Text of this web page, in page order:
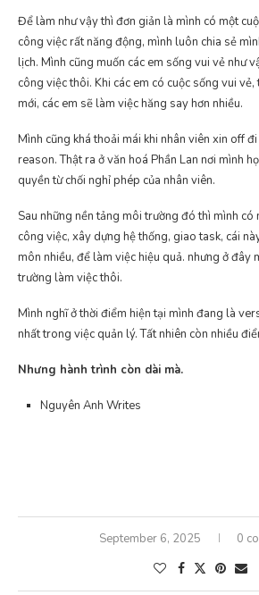
Để làm như vậy thì đơn giản là mình có một
công việc rất năng động, mình luôn chia sẻ
lịch. Mình cũng muốn các em sống vui vẻ như
công việc thôi. Khi các em có cuộc sống vui vẻ,
mới, các em sẽ làm việc hăng say hơn nhiều.
Mình cũng khá thoải mái khi nhân viên xin off
reason. Thật ra ở văn hoá Phần Lan nơi mình
quyền từ chối nghỉ phép của nhân viên.
Sau những nền tảng môi trường đó thì mình
công việc, xây dựng hệ thống, giao task, cái
môn nhiều, để làm việc hiệu quả. nhưng ở đây
trường làm việc thôi.
Mình nghĩ ở thời điểm hiện tại mình đang là
nhất trong việc quản lý. Tất nhiên còn nhiều
Nhưng hành trình còn dài mà.
Nguyên Anh Writes
September 6, 2025 0